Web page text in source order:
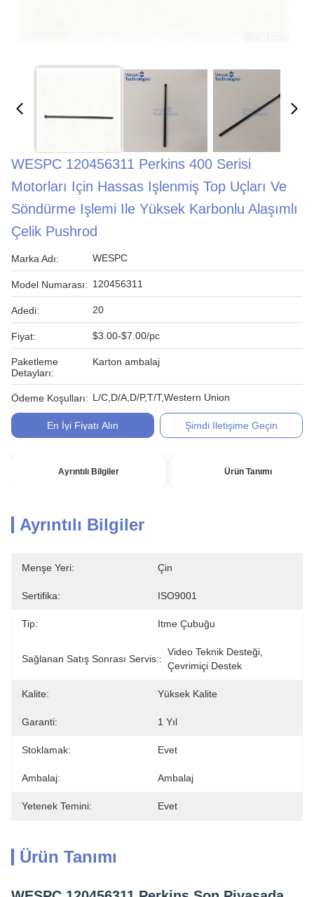
WESPC 120456311 Perkins 400 Serisi
Motorları Için Hassas Işlenmiş Top Uçları Ve
Söndürme Işlemi Ile Yüksek Karbonlu Alaşımlı
Çelik Pushrod
Marka Adı: WESPC
Model Numarası: 120456311
Adedi: 20
Fiyat: $3.00-$7.00/pc
Paketleme
Detayları:
Karton ambalaj
Ödeme Koşulları: L/C,D/A,D/P,T/T,Western Union
En İyi Fiyatı Alın Şimdi Iletişime Geçin
Ayrıntılı Bilgiler Ürün Tanımı
Ayrıntılı Bilgiler
Menşe Yeri: Çin
Sertifika: ISO9001
Tip: Itme Çubuğu
Sağlanan Satış Sonrası Servis::
Video Teknik Desteği,
Çevrimiçi Destek
Kalite: Yüksek Kalite
Garanti: 1 Yıl
Stoklamak: Evet
Ambalaj: Ambalaj
Yetenek Temini: Evet
Ürün Tanımı